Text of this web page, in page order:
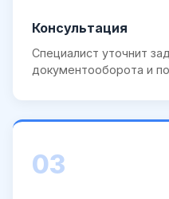
Консультация
Специалист уточнит
документооборота и
03